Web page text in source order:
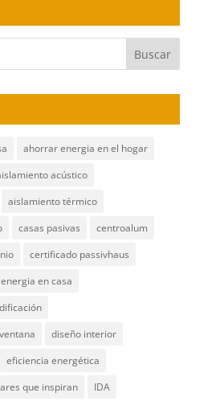
ahorrar energia en el hogar
acústico
aislamiento térmico
casas pasivas
centroalum
certificado passivhaus
en casa
diseño interior
eficiencia energética
que inspiran
IDA